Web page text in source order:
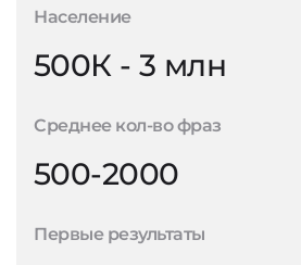
Население
500К - 3 млн
Среднее кол-во фраз
500-2000
Первые результаты